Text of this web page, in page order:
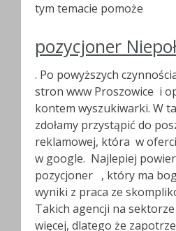
tym temacie pomoże
pozycjoner
. Po powyższych
stron www Proszowice i
kontem wyszukiwarki. W
zdołamy przystąpić do
reklamowej, która w
w google. Najlepiej
pozycjoner , który ma
wyniki z praca ze
Takich agencji na
więcej, dlatego że